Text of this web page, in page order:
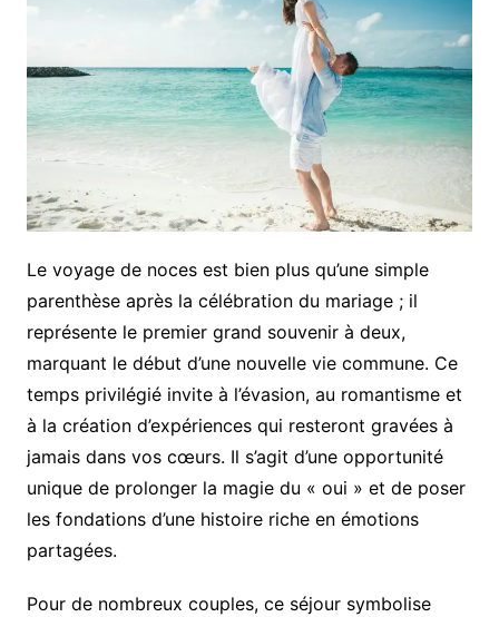
Le voyage de noces est bien plus qu’une simple
parenthèse après la célébration du mariage ; il
représente le premier grand souvenir à deux,
marquant le début d’une nouvelle vie commune. Ce
temps privilégié invite à l’évasion, au romantisme et
à la création d’expériences qui resteront gravées à
jamais dans vos cœurs. Il s’agit d’une opportunité
unique de prolonger la magie du « oui » et de poser
les fondations d’une histoire riche en émotions
partagées.
Pour de nombreux couples, ce séjour symbolise